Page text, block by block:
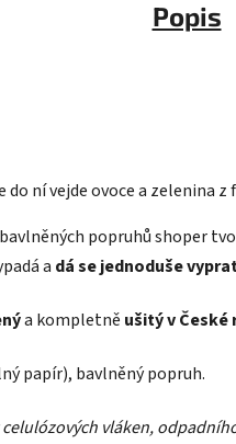
Popis
do ní vejde ovoce a zelenina
popruhů shoper
a dá se jednoduše
a kompletně ušitý v České
papír), bavlněný popruh.
celulózových vláken,